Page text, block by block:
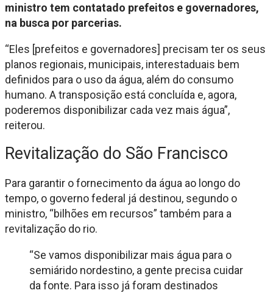
ministro tem contatado prefeitos e governadores,
na busca por parcerias.
“Eles [prefeitos e governadores] precisam ter os seus
planos regionais, municipais, interestaduais bem
definidos para o uso da água, além do consumo
humano. A transposição está concluída e, agora,
poderemos disponibilizar cada vez mais água”,
reiterou.
Revitalização do São Francisco
Para garantir o fornecimento da água ao longo do
tempo, o governo federal já destinou, segundo o
ministro, “bilhões em recursos” também para a
revitalização do rio.
“Se vamos disponibilizar mais água para o
semiárido nordestino, a gente precisa cuidar
da fonte. Para isso já foram destinados